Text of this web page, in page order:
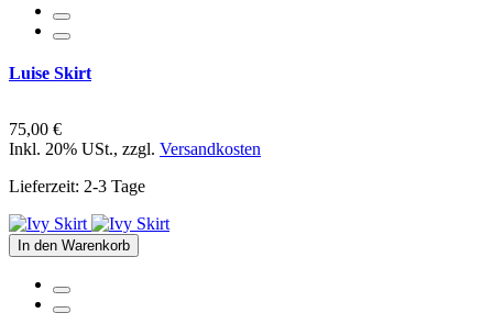
Luise Skirt
75,00 €
Inkl. 20% USt., zzgl. Versandkosten
Lieferzeit: 2-3 Tage
In den Warenkorb